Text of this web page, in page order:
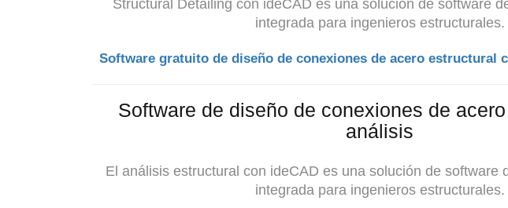
Structural Detailing con ideCAD es una solución de software
integrada para ingenieros estructurales.
Software gratuito de diseño de conexiones de acero estructural
Software de diseño de conexiones de
análisis
El análisis estructural con ideCAD es una solución de software
integrada para ingenieros estructurales.